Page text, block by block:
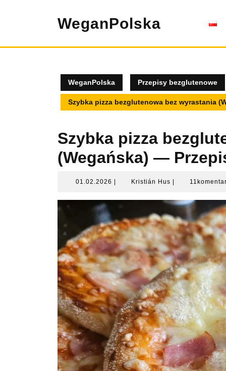
WeganPolska
WeganPolska Przepisy bezglutenowe
Szybka pizza bezglutenowa bez wyrastania
Szybka pizza
(Wegańska) —
01.02.2026 01.02.2026Kristián Hus Kristián